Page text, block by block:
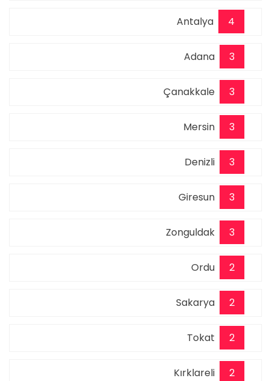
Antalya 4
Adana 3
Çanakkale 3
Mersin 3
Denizli 3
Giresun 3
Zonguldak 3
Ordu 2
Sakarya 2
Tokat 2
Kırklareli 2